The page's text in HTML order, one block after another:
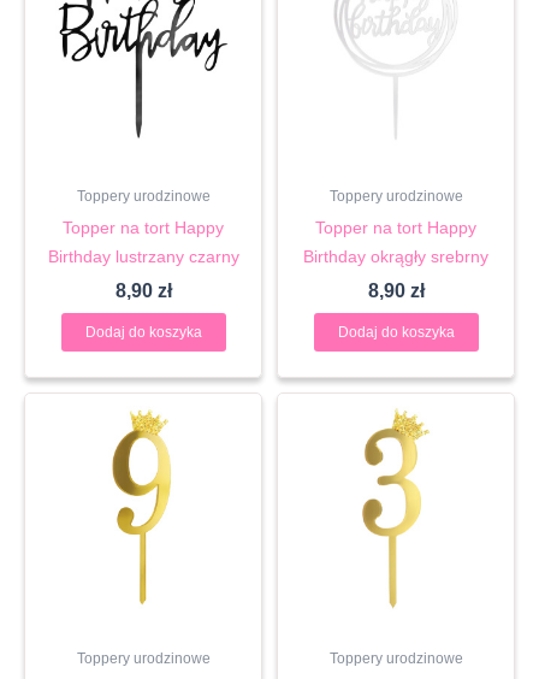
Toppery urodzinowe
Topper na tort Happy
Birthday lustrzany czarny
8,90 zł
Dodaj do koszyka
Toppery urodzinowe
Topper na tort Happy
Birthday okrągły srebrny
8,90 zł
Dodaj do koszyka
Toppery urodzinowe Toppery urodzinowe